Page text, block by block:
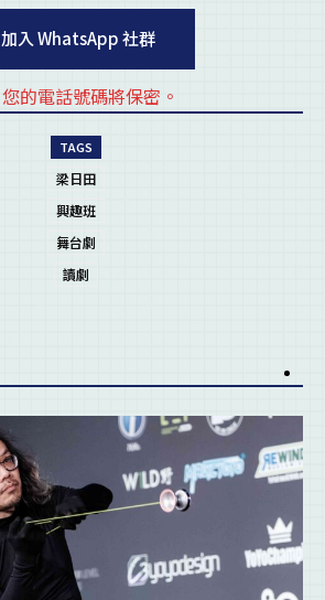
加入 WhatsApp 社群
您的電話號碼將保密。
TAGS
梁日田
興趣班
舞台劇
讀劇